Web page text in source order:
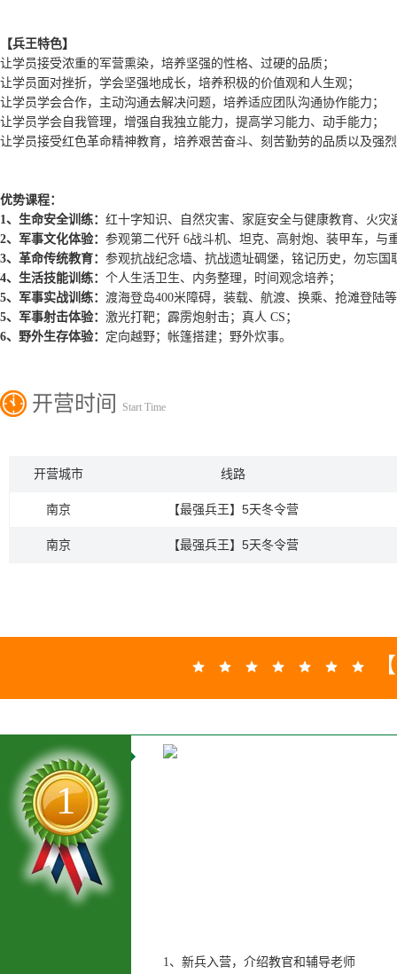
【兵王特色】
让学员接受浓重的军营熏染，培养坚强的性格、过硬的品质；
让学员面对挫折，学会坚强地成长，培养积极的价值观和人生观；
让学员学会合作，主动沟通去解决问题，培养适应团队沟通协作能力；
让学员学会自我管理，增强自我独立能力，提高学习能力、动手能力；
让学员接受红色革命精神教育，培养艰苦奋斗、刻苦勤劳的品质以及强
优势课程：
1、 生命安全训练： 红十字知识、自然灾害、家庭安全与健康教育、火
2、 军事文化体验： 参观第二代歼 6战斗机、坦克、高射炮、装甲车，与
3、 革命传统教育： 参观抗战纪念墙、抗战遗址碉堡，铭记历史，勿忘国
4、 生活技能训练： 个人生活卫生、内务整理，时间观念培养；
5、 军事实战训练： 渡海登岛400米障碍，装载、航渡、换乘、抢滩登陆
5、 军事射击体验： 激光打靶；霹雳炮射击；真人 CS；
6、 野外生存体验： 定向越野；帐篷搭建；野外炊事。
开营时间 Start Time
开营城市 线路
南京 【最强兵王】5天冬令营
南京 【最强兵王】5天冬令营
1
1、新兵入营，介绍教官和辅导老师